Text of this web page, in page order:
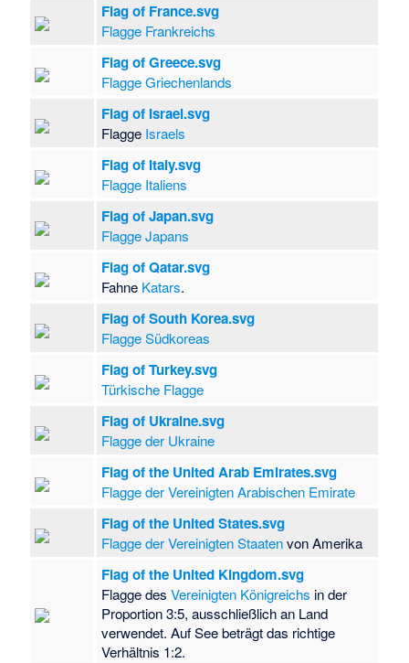
Flag of France.svg
Flagge Frankreichs
Flag of Greece.svg
Flagge Griechenlands
Flag of Israel.svg
Flagge Israels
Flag of Italy.svg
Flagge Italiens
Flag of Japan.svg
Flagge Japans
Flag of Qatar.svg
Fahne Katars.
Flag of South Korea.svg
Flagge Südkoreas
Flag of Turkey.svg
Türkische Flagge
Flag of Ukraine.svg
Flagge der Ukraine
Flag of the United Arab Emirates.svg
Flagge der Vereinigten Arabischen Emirate
Flag of the United States.svg
Flagge der Vereinigten Staatenvon Amerika
Flag of the United Kingdom.svg
Flagge desVereinigten Königreichs in der
Proportion 3:5, ausschließlich an Land
verwendet. Auf See beträgt das richtige
Verhältnis 1:2.